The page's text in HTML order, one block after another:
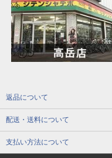
返品について
配送・送料について
支払い方法について